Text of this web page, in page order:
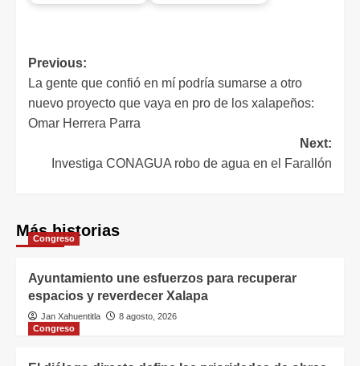
Previous:
La gente que confió en mí podría sumarse a otro
nuevo proyecto que vaya en pro de los xalapeños:
Omar Herrera Parra
Next:
Investiga CONAGUA robo de agua en el Farallón
Más historias
Congreso
Ayuntamiento une esfuerzos para recuperar
espacios y reverdecer Xalapa
Jan Xahuentitla
8 agosto, 2026
Congreso